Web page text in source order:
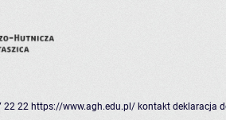
22 22 https://www.agh.edu.pl/ kontakt deklaracja